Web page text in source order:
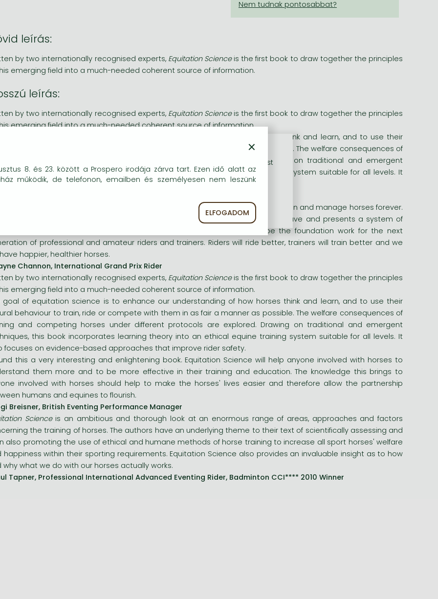
leírás:
by two internationally recognised experts, Equitation Scienceis the first book to draw together the principles
emerging field into a much-needed coherent source of information.
leírás:
by two internationally recognised experts, Equitation Scienceis the first book to draw together the principles
emerging field into a much-needed coherent source of information.
goal of equitation science is to enhance our understanding of how horses think and learn, and to use their
behaviour to train, ride or compete with them in as fair a manner as possible. The welfare consequences of
and competing horses under different protocols are explored. Drawing on traditional and emergent
this book incorporates learning theory into an ethical equine training system suitable for all levels. It
focuses on evidence-based approaches that improve rider safety.
is one of those rare books that is going to change the way we train and manage horses forever.
together a fundamental understanding of the way horses think and behave and presents a system of
training that has the welfare of the horse at its core - it must be the foundation work for the next
of professional and amateur riders and trainers. Riders will ride better, trainers will train better and we
happier, healthier horses.
Channon, International Grand Prix Rider
by two internationally recognised experts, Equitation Scienceis the first book to draw together the principles
emerging field into a much-needed coherent source of information.
goal of equitation science is to enhance our understanding of how horses think and learn, and to use their
behaviour to train, ride or compete with them in as fair a manner as possible. The welfare consequences of
and competing horses under different protocols are explored. Drawing on traditional and emergent
this book incorporates learning theory into an ethical equine training system suitable for all levels. It
focuses on evidence-based approaches that improve rider safety.
this a very interesting and enlightening book. Equitation Science will help anyone involved with horses to
them more and to be more effective in their training and education. The knowledge this brings to
involved with horses should help to make the horses' lives easier and therefore allow the partnership
humans and equines to flourish.
Breisner, British Eventing Performance Manager
Scienceis an ambitious and thorough look at an enormous range of areas, approaches and factors
the training of horses. The authors have an underlying theme to their text of scientifically assessing and
also promoting the use of ethical and humane methods of horse training to increase all sport horses' welfare
happiness within their sporting requirements. Equitation Science also provides an invaluable insight as to how
why what we do with our horses actually works.
Tapner, Professional International Advanced Eventing Rider, Badminton CCI**** 2010 Winner
×
8. és 23. között a Prospero irodája zárva tart. Ezen idő alatt az
működik, de telefonon, emailben és személyesen nem leszünk
ELFOGADOM
kat (sütiket) használunk, melyek célja, hogy teljesebb körű szolgáltatást
részére.